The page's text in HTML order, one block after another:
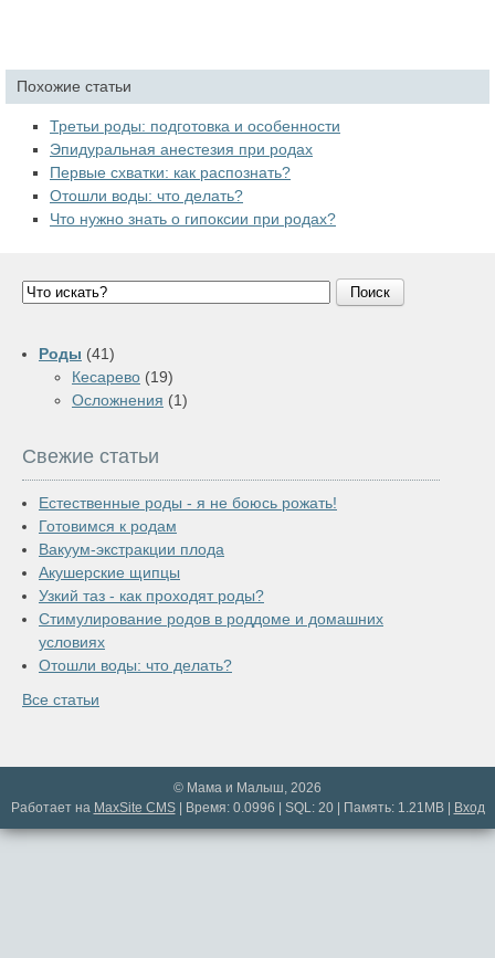
Похожие статьи
Третьи роды: подготовка и особенности
Эпидуральная анестезия при родах
Первые схватки: как распознать?
Отошли воды: что делать?
Что нужно знать о гипоксии при родах?
Поиск
Роды (41)
Кесарево (19)
Осложнения (1)
Свежие статьи
Естественные роды - я не боюсь рожать!
Готовимся к родам
Вакуум-экстракции плода
Акушерские щипцы
Узкий таз - как проходят роды?
Стимулирование родов в роддоме и домашних
условиях
Отошли воды: что делать?
Все статьи
© Мама и Малыш, 2026
Работает на MaxSite CMS| Время: 0.0996 | SQL: 20 | Память: 1.21MB| Вход